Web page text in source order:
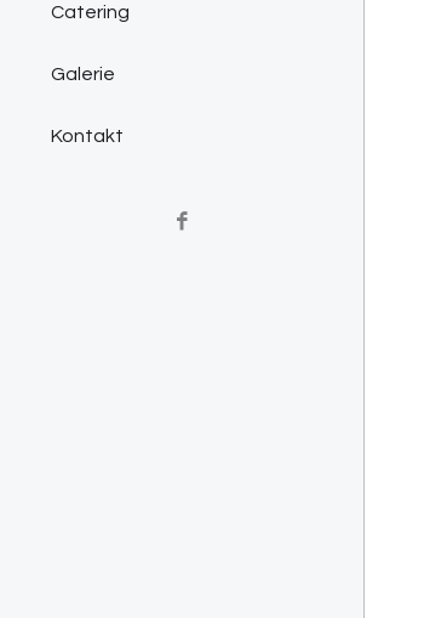
Catering
Galerie
Kontakt